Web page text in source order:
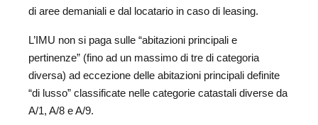
di aree demaniali e dal locatario in caso di leasing.
L’IMU non si paga sulle “abitazioni principali e
pertinenze” (fino ad un massimo di tre di categoria
diversa) ad eccezione delle abitazioni principali definite
“di lusso” classificate nelle categorie catastali diverse da
A/1, A/8 e A/9.